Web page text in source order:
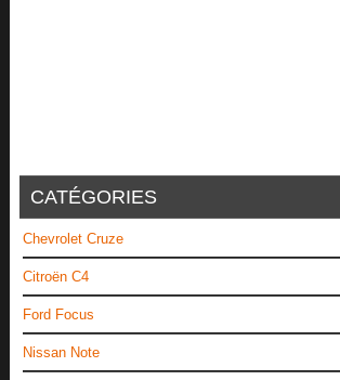
CATÉGORIES
Chevrolet Cruze
Citroën C4
Ford Focus
Nissan Note